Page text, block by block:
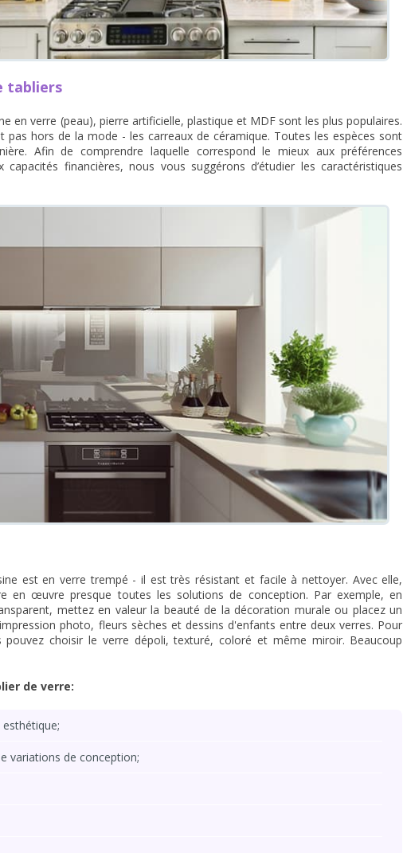
tabliers
en verre (peau), pierre artificielle, plastique et MDF sont les plus populaires.
pas hors de la mode - les carreaux de céramique. Toutes les espèces sont
Afin de comprendre laquelle correspond le mieux aux préférences
capacités financières, nous vous suggérons d’étudier les caractéristiques
est en verre trempé - il est très résistant et facile à nettoyer. Avec elle,
en œuvre presque toutes les solutions de conception. Par exemple, en
mettez en valeur la beauté de la décoration murale ou placez un
photo, fleurs sèches et dessins d'enfants entre deux verres. Pour
pouvez choisir le verre dépoli, texturé, coloré et même miroir. Beaucoup
de verre:
variations de conception;